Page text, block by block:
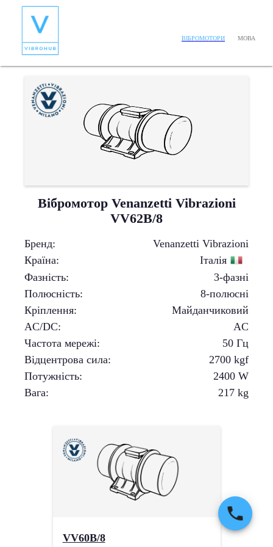
ВІБРОМОТОРИ МОВА
Вібромотор Venanzetti Vibrazioni
VV62B/8
Бренд:
Venanzetti Vibrazioni
Країна:
Італія
Фазність:
3-фазні
Полюсність:
8-полюсні
Кріплення:
Майданчиковий
AC/DC:
AC
Частота мережі:
50 Гц
Відцентрова сила: 2700 kgf
Потужність: 2400 W
Вага: 217 kg
VV60B/8